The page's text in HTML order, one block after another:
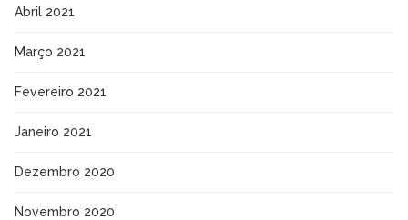
Abril 2021
Março 2021
Fevereiro 2021
Janeiro 2021
Dezembro 2020
Novembro 2020